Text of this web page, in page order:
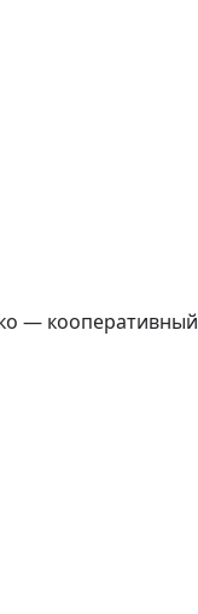
— кооперативный